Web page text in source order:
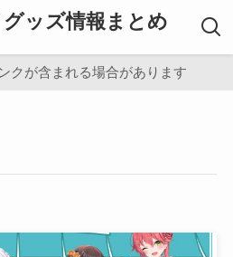
ッズ情報まとめ
クが含まれる場合があります